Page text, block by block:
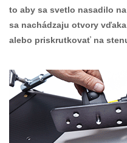
to aby sa svetlo nasadilo
sa nachádzaju otvory
alebo priskrutkovať na